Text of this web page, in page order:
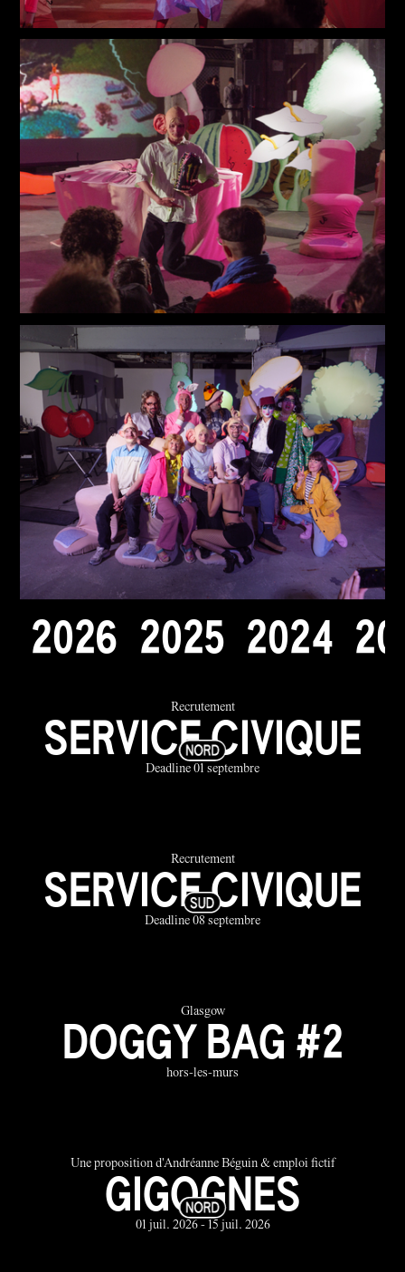
2026 2025 2024 20
Recrutement
SERVICE CIVIQUE
Deadline 01 septembre
Recrutement
SERVICE CIVIQUE
Deadline 08 septembre
Glasgow
DOGGY BAG #2
hors-les-murs
Une proposition d'Andréanne Béguin & emploi fictif
GIGOGNES
01 juil. 2026 - 15 juil. 2026